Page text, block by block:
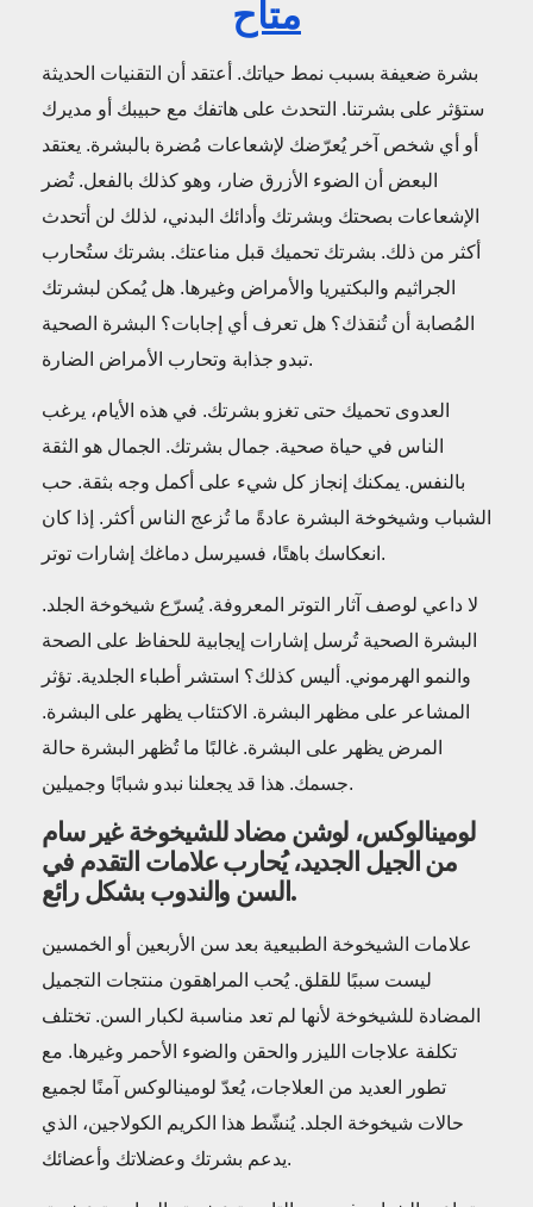
متاح
بشرة ضعيفة بسبب نمط حياتك. أعتقد أن التقنيات الحديثة
ستؤثر على بشرتنا. التحدث على هاتفك مع حبيبك أو مديرك
أو أي شخص آخر يُعرّضك لإشعاعات مُضرة بالبشرة. يعتقد
البعض أن الضوء الأزرق ضار، وهو كذلك بالفعل. تُضر
الإشعاعات بصحتك وبشرتك وأدائك البدني، لذلك لن أتحدث
أكثر من ذلك. بشرتك تحميك قبل مناعتك. بشرتك ستُحارب
الجراثيم والبكتيريا والأمراض وغيرها. هل يُمكن لبشرتك
المُصابة أن تُنقذك؟ هل تعرف أي إجابات؟ البشرة الصحية
تبدو جذابة وتحارب الأمراض الضارة.
العدوى تحميك حتى تغزو بشرتك. في هذه الأيام، يرغب
الناس في حياة صحية. جمال بشرتك. الجمال هو الثقة
بالنفس. يمكنك إنجاز كل شيء على أكمل وجه بثقة. حب
الشباب وشيخوخة البشرة عادةً ما تُزعج الناس أكثر. إذا كان
انعكاسك باهتًا، فسيرسل دماغك إشارات توتر.
لا داعي لوصف آثار التوتر المعروفة. يُسرّع شيخوخة الجلد.
البشرة الصحية تُرسل إشارات إيجابية للحفاظ على الصحة
والنمو الهرموني. أليس كذلك؟ استشر أطباء الجلدية. تؤثر
المشاعر على مظهر البشرة. الاكتئاب يظهر على البشرة.
المرض يظهر على البشرة. غالبًا ما تُظهر البشرة حالة
جسمك. هذا قد يجعلنا نبدو شبابًا وجميلين.
لومينالوكس، لوشن مضاد للشيخوخة غير سام
من الجيل الجديد، يُحارب علامات التقدم في
السن والندوب بشكل رائع.
علامات الشيخوخة الطبيعية بعد سن الأربعين أو الخمسين
ليست سببًا للقلق. يُحب المراهقون منتجات التجميل
المضادة للشيخوخة لأنها لم تعد مناسبة لكبار السن. تختلف
تكلفة علاجات الليزر والحقن والضوء الأحمر وغيرها. مع
تطور العديد من العلاجات، يُعدّ لومينالوكس آمنًا لجميع
حالات شيخوخة الجلد. يُنشّط هذا الكريم الكولاجين، الذي
يدعم بشرتك وعضلاتك وأعضائك.